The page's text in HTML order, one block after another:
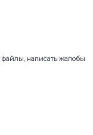
файлы, написать жалобы